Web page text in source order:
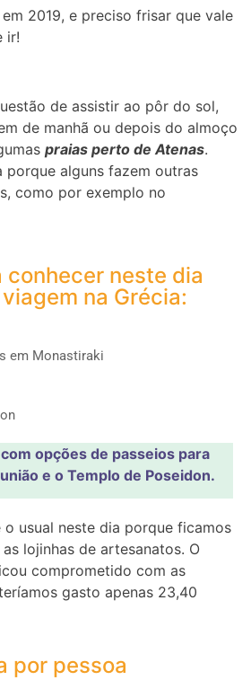
2019, e preciso frisar que vale
ir!
de assistir ao pôr do sol,
de manhã ou depois do almoço
praias perto de Atenas.
porque alguns fazem outras
como por exemplo no
conhecer neste dia
na Grécia:
em Monastiraki
opções de passeios para
e o Templo de Poseidon.
o usual neste dia porque ficamos
lojinhas de artesanatos. O
comprometido com as
gasto apenas 23,40
por pessoa